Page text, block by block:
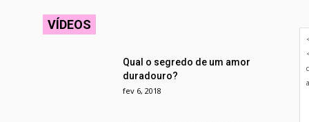
VÍDEOS
Qual o segredo de um amor
duradouro?
fev 6, 2018